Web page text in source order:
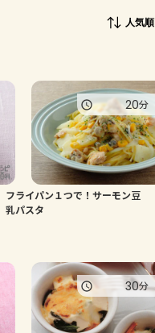
人気順
フライパン１つで！サーモン豆
乳パスタ
20分
30分